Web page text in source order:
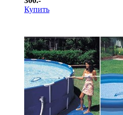
Купить